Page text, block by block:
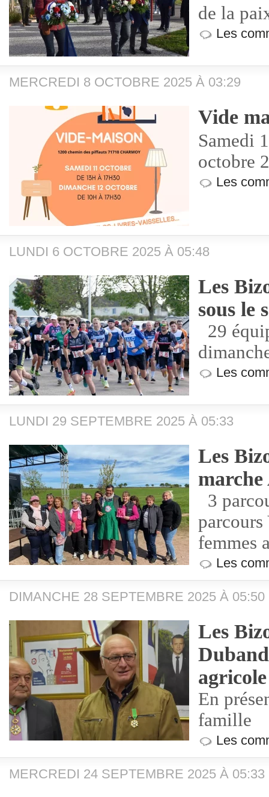
de la
Les
MERCREDI 8 OCTOBRE 2025 À 03:29
Vide
Samedi
octobre
Les
LUNDI 6 OCTOBRE 2025 À 05:48
Les
sous le
29
Les
LUNDI 29 SEPTEMBRE 2025 À 05:33
Les
marche
3
femmes
Les
DIMANCHE 28 SEPTEMBRE 2025 À 05:50
Les
agricole
En
famille
Les
MERCREDI 24 SEPTEMBRE 2025 À 05:33